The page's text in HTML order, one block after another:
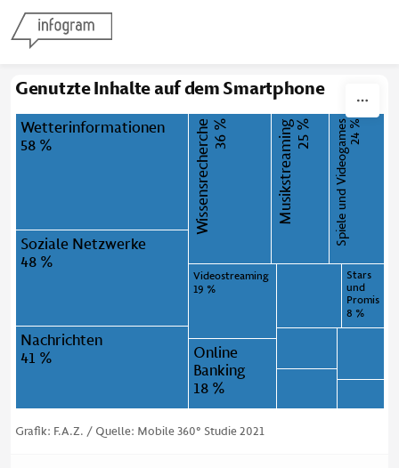
Genutzte Inhalte auf dem Smartphone
Wetterinformationen
58 %
Soziale Netzwerke
48 %
Wissensrecherche 36 %
Nachrichten
41 %
Videostreaming
19 %
Musikstreaming 25 %
Online
Banking
18 %
Spiele und Videogames24 %
Stars
und
Promis
8 %
Grafik: F.A.Z. / Quelle: Mobile 360° Studie 2021